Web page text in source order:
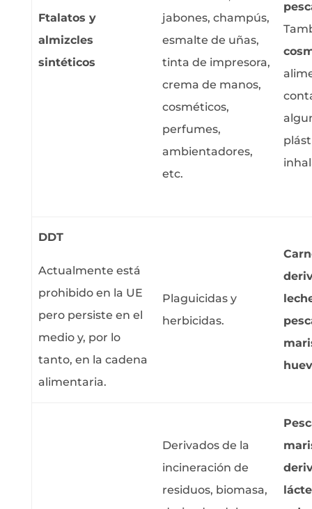
Ftalatos y
almizcles
sintéticos
jabones, champús,
esmalte de uñas,
tinta de impresora,
crema de manos,
cosméticos,
perfumes,
ambientadores,
etc.
DDT
Actualmente está
prohibido en la UE
pero persiste en el
medio y, por lo
tanto, en la cadena
alimentaria.
Plaguicidas y
herbicidas.
Derivados de la
incineración de
residuos, biomasa,